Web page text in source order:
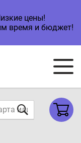
цены!
время и бюджет!